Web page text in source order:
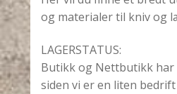
og materialer til kniv og
LAGERSTATUS:
Butikk og Nettbutikk har
siden vi er en liten